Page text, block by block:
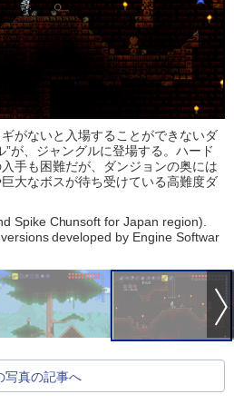
がないと入場することができないダ
”が、ジャングルに登場する。ハード
手も困難だが、ダンジョンの奥には
大なボスが待ち受けている高難度ダ
Spike Chunsoft for Japan region).
developed by Engine Softwar
写真の記事へ